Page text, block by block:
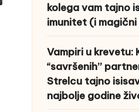
kolega vam tajno
imunitet (i
Vampiri u krevetu:
“savršenih”
Strelcu tajno
najbolje godine